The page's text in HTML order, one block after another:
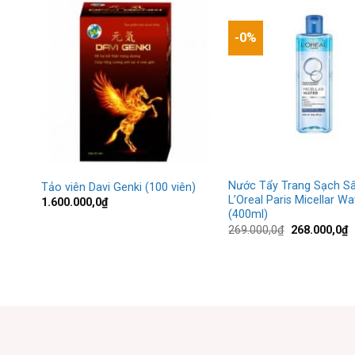
Tảo viên Davi Genki (100 viên)
1.600.000,0₫
-0%
Nước Tẩy Trang Sạch
L’Oreal Paris Micellar
(400ml)
269.000,0₫ Giá
268.000,0₫